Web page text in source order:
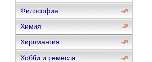
Философия
Химия
Хиромантия
Хобби и ремесла